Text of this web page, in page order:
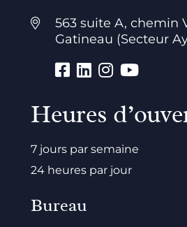
563 suite A, chemin
Gatineau (Secteur
Heures
7 jours par semaine
24 heures par jour
Bureau